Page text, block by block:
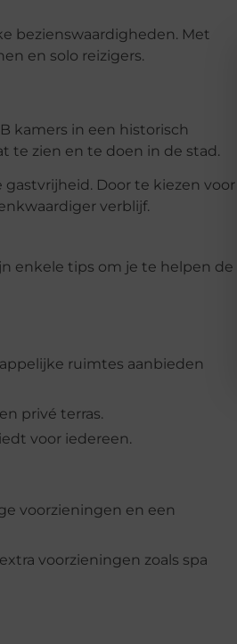
bezienswaardigheden. Met
en solo reizigers.
kamers in een historisch
te zien en te doen in de stad.
Door te kiezen voor
verblijf.
enkele tips om je te helpen de
ruimtes aanbieden
privé terras.
voor iedereen.
voorzieningen en een
voorzieningen zoals spa